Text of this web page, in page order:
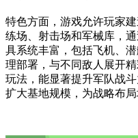
特色方面，游戏允许玩家
练场、射击场和军械库，
具系统丰富，包括飞机、
理部署，与不同敌人展开
玩法，能显著提升军队战
扩大基地规模，为战略布局